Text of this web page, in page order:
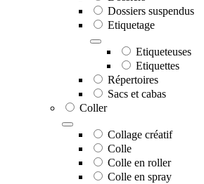
Dossiers suspendus
Etiquetage
Etiqueteuses
Etiquettes
Répertoires
Sacs et cabas
Coller
Collage créatif
Colle
Colle en roller
Colle en spray